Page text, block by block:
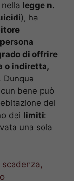
legge n.
), ha
persona
di offrire
o indiretta,
. Dunque
bene può
del
dei limiti:
una sola